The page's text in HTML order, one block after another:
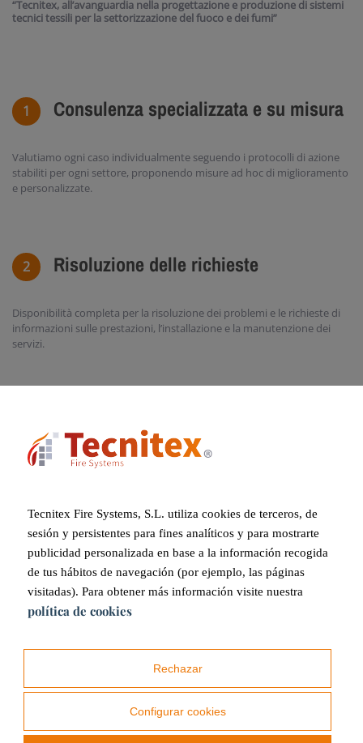
“Tecnitex, all’avanguardia nella progettazione e produzione di sistemi
tecnici tessili per la settorizzazione del fuoco e dei fumi”
Consulenza specializzata e su misura
Valutiamo ogni caso individualmente seguendo i protocolli di azione
stabiliti per ogni settore, proponendo misure ad hoc di miglioramento
e personalizzate.
Risoluzione delle richieste
Disponibilità completa per la risoluzione dei problemi e le richieste di
informazioni sulle prestazioni, l’installazione e la manutenzione dei
servizi.
Controllo completo dei rischi esistenti e potenziali per garantire il
Valutazione e gestione integrale
Servizi di consulenza integrali qualunque sia l’attività o il settore e
SONO INTERESSATO
Tecnitex Fire Systems, S.L. utiliza cookies de terceros, de
sesión y persistentes para fines analíticos y para mostrarte
publicidad personalizada en base a la información recogida
de tus hábitos de navegación (por ejemplo, las páginas
visitadas). Para obtener más información visite nuestra
política de cookies
Rechazar
Configurar cookies